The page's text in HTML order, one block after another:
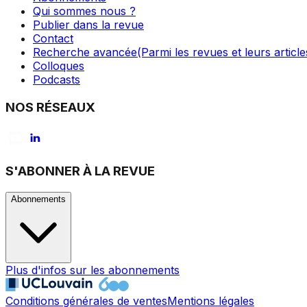
Qui sommes nous ?
Publier dans la revue
Contact
Recherche avancée(Parmi les revues et leurs
Colloques
Podcasts
NOS RÉSEAUX
S'ABONNER À LA REVUE
Abonnements
Plus d'infos sur les abonnements
Conditions générales de ventesMentions légales